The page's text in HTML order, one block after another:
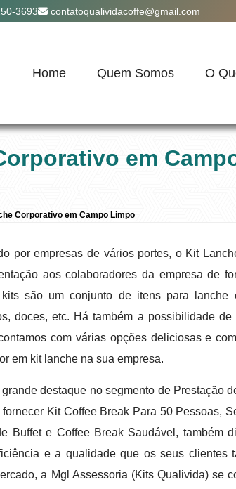
3693 contatoqualividacoffe@gmail.com
Home Quem Somos O
em
Corporativo em Campo Limpo
por empresas de vários portes, o Kit
aos colaboradores da empresa de
são um conjunto de itens para
doces, etc. Há também a possibilidade
com várias opções deliciosas e
em kit lanche na sua empresa.
destaque no segmento de Prestação
Kit Coffee Break Para 50 Pessoas,
Buffet e Coffee Break Saudável, também
e a qualidade que os seus clientes
a Mgl Assessoria (Kits Qualivida) se